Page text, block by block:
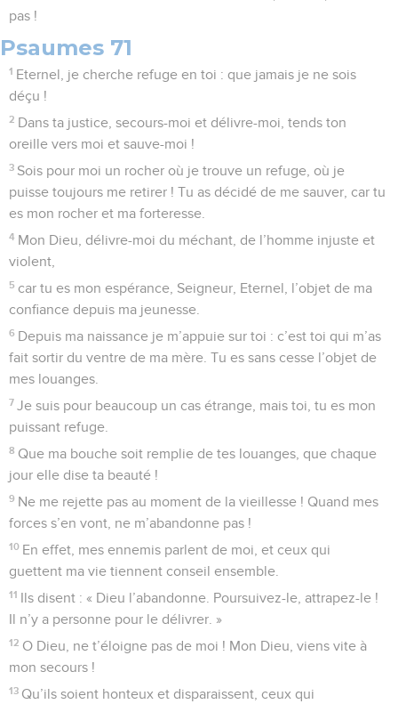
pas !
Psaumes 71
1 Eternel, je cherche refuge en toi : que jamais je ne sois
déçu !
2 Dans ta justice, secours-moi et délivre-moi, tends ton
oreille vers moi et sauve-moi !
3 Sois pour moi un rocher où je trouve un refuge, où je
puisse toujours me retirer ! Tu as décidé de me sauver, car tu
es mon rocher et ma forteresse.
4 Mon Dieu, délivre-moi du méchant, de l’homme injuste et
violent,
5 car tu es mon espérance, Seigneur, Eternel, l’objet de ma
confiance depuis ma jeunesse.
6 Depuis ma naissance je m’appuie sur toi : c’est toi qui m’as
fait sortir du ventre de ma mère. Tu es sans cesse l’objet de
mes louanges.
7 Je suis pour beaucoup un cas étrange, mais toi, tu es mon
puissant refuge.
8 Que ma bouche soit remplie de tes louanges, que chaque
jour elle dise ta beauté !
9 Ne me rejette pas au moment de la vieillesse ! Quand mes
forces s’en vont, ne m’abandonne pas !
10 En effet, mes ennemis parlent de moi, et ceux qui
guettent ma vie tiennent conseil ensemble.
11 Ils disent : « Dieu l’abandonne. Poursuivez-le, attrapez-le !
Il n’y a personne pour le délivrer. »
12 O Dieu, ne t’éloigne pas de moi ! Mon Dieu, viens vite à
mon secours !
13 Qu’ils soient honteux et disparaissent, ceux qui